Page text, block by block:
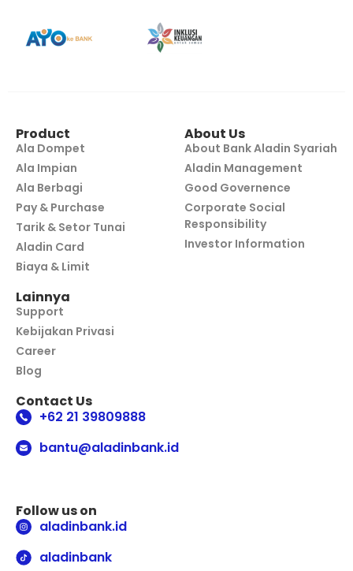
Product
Ala Dompet
Ala Impian
Ala Berbagi
Pay & Purchase
Tarik & Setor Tunai
Aladin Card
Biaya & Limit
About Us
About Bank Aladin Syariah
Aladin Management
Good Governence
Corporate Social
Responsibility
Investor Information
Lainnya
Support
Kebijakan Privasi
Career
Blog
Contact Us
+62 21 39809888
bantu@aladinbank.id
Follow us on
aladinbank.id
aladinbank